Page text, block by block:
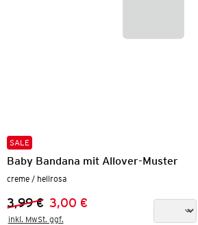
SALE
Baby Bandana mit Allover-Muster
creme / hellrosa
Vorheriger Preis:
3,99 €
Neuer Preis:
3,00 €
inkl. MwSt. ggf.